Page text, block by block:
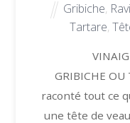
Gribiche,
Tartare,
GRIBICHE OU
raconté tout ce
une tête de